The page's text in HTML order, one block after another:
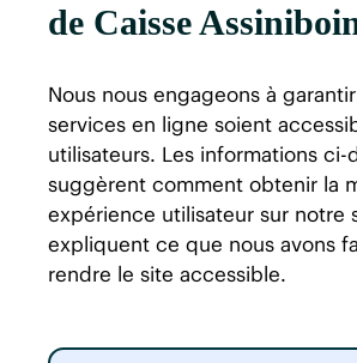
de Caisse
Nous nous engageons à
services en ligne soient
utilisateurs. Les informations ci-
suggèrent comment obtenir la
expérience utilisateur sur notre
expliquent ce que nous avons
rendre le site accessible.